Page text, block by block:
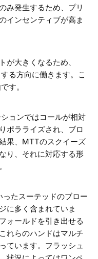
み発生するため、プリ
インセンティブが高ま
が大きくなるため、
る方向に働きます。こ
す。
ョンではコールが相対
ポラライズされ、ブロ
果、MTTのスクイーズ
り、それに対応する形
たスーテッドのブロー
に多く含まれていま
ォールドを引き出せる
れらのハンドはマルチ
ています。フラッシュ